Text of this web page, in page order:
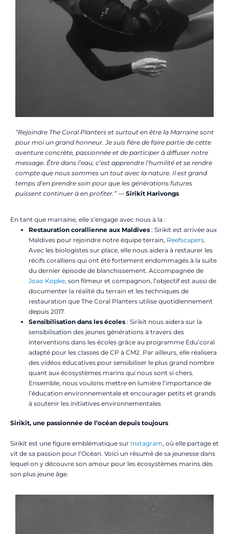
“Rejoindre The Coral Planters et surtout en être la Marraine sont
pour moi un grand honneur. Je suis fière de faire partie de cette
aventure concrète, passionnée et de participer à diffuser notre
message. Être dans l’eau, c’est apprendre l’humilité et se rendre
compte que nous sommes un tout avec la nature. Il est grand
temps d’en prendre soin pour que les générations futures
puissent continuer à en profiter.” — Sirikit Harivongs
En tant que marraine, elle s’engage avec nous à la :
Restauration corallienne aux Maldives : Sirikit est arrivée aux
Maldives pour rejoindre notre équipe terrain, Reefscapers.
Avec les biologistes sur place, elle nous aidera à restaurer les
récifs coralliens qui ont été fortement endommagés à la suite
du dernier épisode de blanchissement. Accompagnée de
Joao Kopke, son filmeur et compagnon, l’objectif est aussi de
documenter la réalité du terrain et les techniques de
restauration que The Coral Planters utilise quotidiennement
depuis 2017.
Sensibilisation dans les écoles : Sirikit nous aidera sur la
sensibilisation des jeunes générations à travers des
interventions dans les écoles grâce au programme Edu’coral
adapté pour les classes de CP à CM2. Par ailleurs, elle réalisera
des vidéos éducatives pour sensibiliser le plus grand nombre
quant aux écosystèmes marins qui nous sont si chers.
Ensemble, nous voulons mettre en lumière l’importance de
l’éducation environnementale et encourager petits et grands
à soutenir les initiatives environnementales
Sirikit, une passionnée de l’océan depuis toujours
Sirikit est une figure emblématique sur Instagram, où elle partage et
vit de sa passion pour l’Océan. Voici un résumé de sa jeunesse dans
lequel on y découvre son amour pour les écosystèmes marins dès
son plus jeune âge.